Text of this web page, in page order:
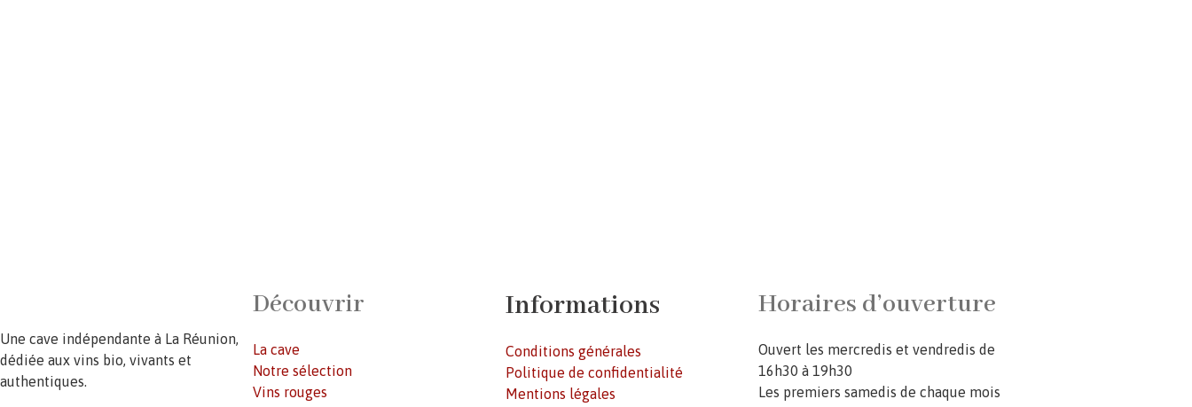
Une cave indépendante à La Réunion,
dédiée aux vins bio, vivants et
authentiques.
Découvrir
La cave
Notre sélection
Vins rouges
Informations
Conditions générales
Politique de confidentialité
Mentions légales
Horaires d’ouverture
Ouvert les mercredis et vendredis de
16h30 à 19h30
Les premiers samedis de chaque mois